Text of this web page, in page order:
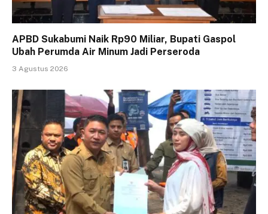
APBD Sukabumi Naik Rp90 Miliar, Bupati Gaspol
Ubah Perumda Air Minum Jadi Perseroda
3 Agustus 2026